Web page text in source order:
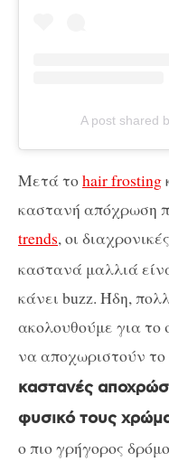
A post shared
Μετά τοhair frosting
καστανή απόχρωση
trends, οι διαχρονικές
καστανά μαλλιά
κάνει buzz. Ήδη,
ακολουθούμε για το
να αποχωριστούν το
καστανές
φυσικό τους
ο πιο γρήγορος